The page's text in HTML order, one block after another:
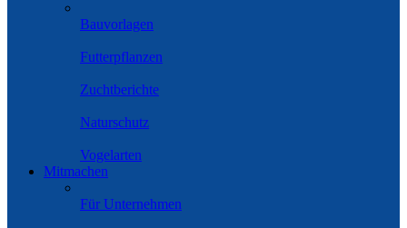
Bauvorlagen
Futterpflanzen
Zuchtberichte
Naturschutz
Vogelarten
Mitmachen
Für Unternehmen